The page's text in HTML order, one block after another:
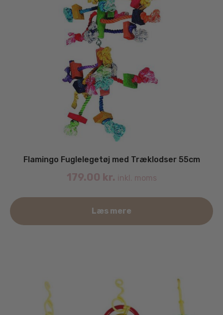
Flamingo Fuglelegetøj med Træklodser 55cm
179.00 kr. inkl. moms
Læs mere